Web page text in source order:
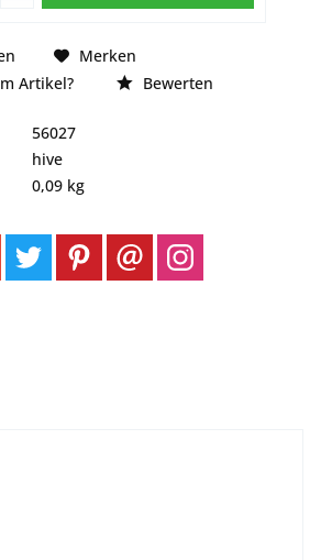
Merken
Artikel?
Bewerten
56027
hive
0,09 kg